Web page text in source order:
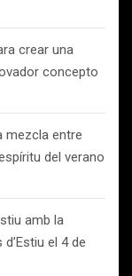
crear una
concepto
mezcla entre
del verano
amb la
el 4 de